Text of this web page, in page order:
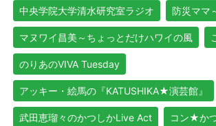
中央学院大学清水研究室ラジオ 防災ママ
マヌワイ昌美～ちょっとだけハワイの風
のりあのVIVA Tuesday
アッキー・絵馬の『KATUSHIKA★演芸館』
武田恵瑠々のかつしかLive Act コン★か